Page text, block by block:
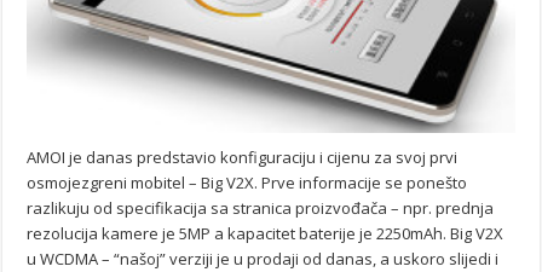
AMOI je danas predstavio konfiguraciju i cijenu za svoj prvi
osmojezgreni mobitel – Big V2X. Prve informacije se ponešto
razlikuju od specifikacija sa stranica proizvođača – npr. prednja
rezolucija kamere je 5MP a kapacitet baterije je 2250mAh. Big V2X
u WCDMA – “našoj” verziji je u prodaji od danas, a uskoro slijedi i